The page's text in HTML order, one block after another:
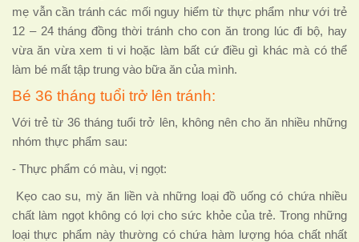
mẹ vẫn cần tránh các mối nguy hiểm từ thực phẩm như với trẻ
12 – 24 tháng đồng thời tránh cho con ăn trong lúc đi bộ, hay
vừa ăn vừa xem ti vi hoặc làm bất cứ điều gì khác mà có thể
làm bé mất tập trung vào bữa ăn của mình.
Bé 36 tháng tuổi trở lên tránh:
Với trẻ từ 36 tháng tuổi trở lên, không nên cho ăn nhiều những
nhóm thực phẩm sau:
- Thực phẩm có màu, vị ngọt:
Kẹo cao su, mỳ ăn liền và những loại đồ uống có chứa nhiều
chất làm ngọt không có lợi cho sức khỏe của trẻ. Trong những
loại thực phẩm này thường có chứa hàm lượng hóa chất nhất